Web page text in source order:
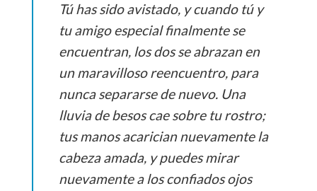
Tú has sido avistado, y cuando tú y
tu amigo especial finalmente se
encuentran, los dos se abrazan en
un maravilloso reencuentro, para
nunca separarse de nuevo. Una
lluvia de besos cae sobre tu rostro;
tus manos acarician nuevamente la
cabeza amada, y puedes mirar
nuevamente a los confiados ojos